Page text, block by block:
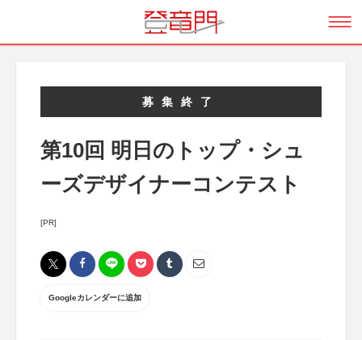
募集終了
第10回 明日のトップ・シュ
ーズデザイナーコンテスト
[PR]
Googleカレンダーに追加